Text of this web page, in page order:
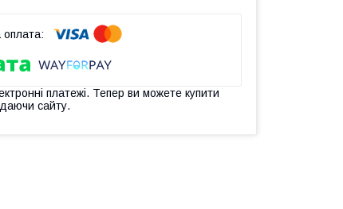
платежі. Тепер ви можете купити
сайту.